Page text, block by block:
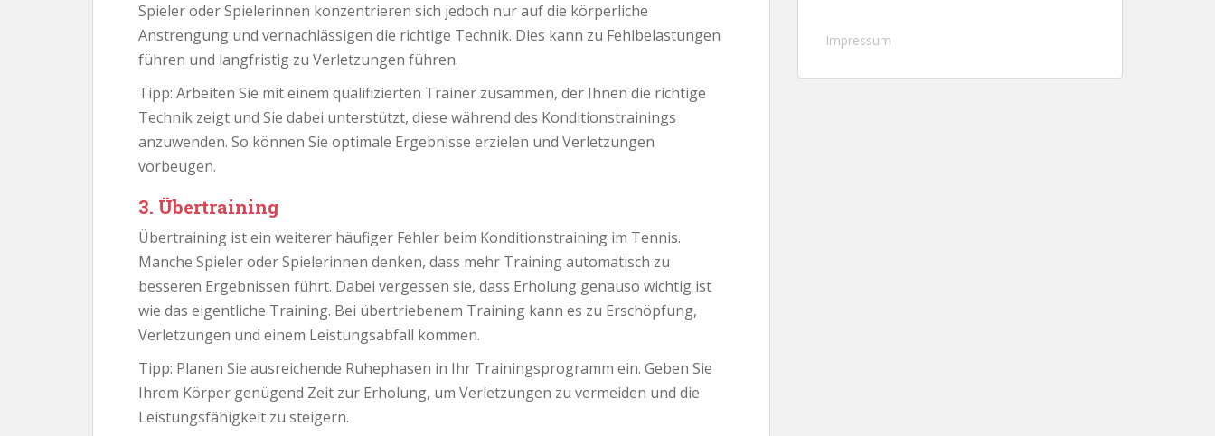
Spieler oder Spielerinnen konzentrieren sich jedoch nur auf die körperliche
Anstrengung und vernachlässigen die richtige Technik. Dies kann zu Fehlbelastungen
führen und langfristig zu Verletzungen führen.
Tipp: Arbeiten Sie mit einem qualifizierten Trainer zusammen, der Ihnen die richtige
Technik zeigt und Sie dabei unterstützt, diese während des Konditionstrainings
anzuwenden. So können Sie optimale Ergebnisse erzielen und Verletzungen
vorbeugen.
3. Übertraining
Übertraining ist ein weiterer häufiger Fehler beim Konditionstraining im Tennis.
Manche Spieler oder Spielerinnen denken, dass mehr Training automatisch zu
besseren Ergebnissen führt. Dabei vergessen sie, dass Erholung genauso wichtig ist
wie das eigentliche Training. Bei übertriebenem Training kann es zu Erschöpfung,
Verletzungen und einem Leistungsabfall kommen.
Tipp: Planen Sie ausreichende Ruhephasen in Ihr Trainingsprogramm ein. Geben Sie
Ihrem Körper genügend Zeit zur Erholung, um Verletzungen zu vermeiden und die
Leistungsfähigkeit zu steigern.
Impressum